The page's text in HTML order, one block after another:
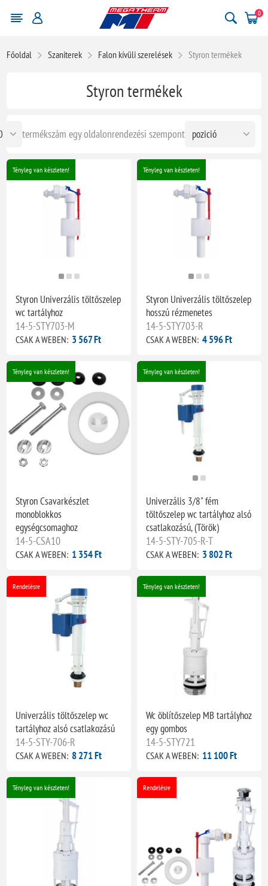
0
Főoldal Szaniterek Falon kívüli szerelések Styron termékek
Styron termékek
rendezési szempont
termékszám egy oldalon
Tényleg van készleten!
Styron Univerzális töltőszelep
wc tartályhoz
14-5-STY703-M
CSAK A WEBEN: 3 567 Ft
Tényleg van készleten!
Styron Univerzális töltőszelep
hosszú rézmenetes
14-5-STY703-R
CSAK A WEBEN: 4 596 Ft
Tényleg van készleten!
Styron Csavarkészlet
monoblokkos
egységcsomaghoz
14-5-CSA10
CSAK A WEBEN: 1 354 Ft
Tényleg van készleten!
Univerzális 3/8" fém
töltőszelep wc tartályhoz alsó
csatlakozású, (Török)
14-5-STY-705-R-T
CSAK A WEBEN: 3 802 Ft
Rendelésre
Univerzális töltőszelep wc
tartályhoz alsó csatlakozású
14-5-STY-706-R
CSAK A WEBEN: 8 271 Ft
Tényleg van készleten!
Wc öblítőszelep MB tartályhoz
egy gombos
14-5-STY721
CSAK A WEBEN: 11 100 Ft
Tényleg van készleten! Rendelésre